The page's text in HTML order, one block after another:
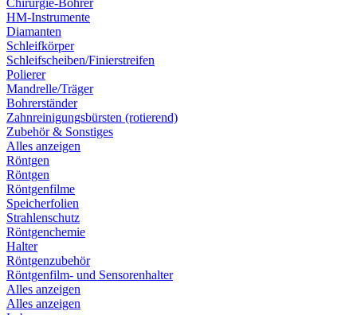
Chirurgie-Bohrer
HM-Instrumente
Diamanten
Schleifkörper
Schleifscheiben/Finierstreifen
Polierer
Mandrelle/Träger
Bohrerständer
Zahnreinigungsbürsten (rotierend)
Zubehör & Sonstiges
Alles anzeigen
Röntgen
Röntgen
Röntgenfilme
Speicherfolien
Strahlenschutz
Röntgenchemie
Halter
Röntgenzubehör
Röntgenfilm- und Sensorenhalter
Alles anzeigen
Alles anzeigen